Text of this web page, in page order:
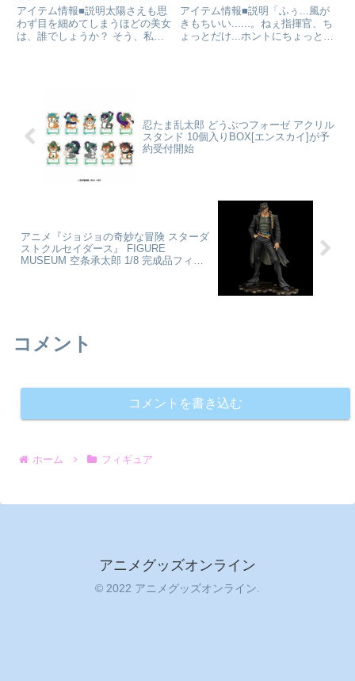
アイテム情報■説明太陽さえも思
わず目を細めてしまうほどの美女
は、誰でしょうか？ そう、私で
ア[WINGS inc.]が予約受付
中
アイテム情報■説明「ふぅ...風が
きもちいい......。ねぇ指揮官、ち
ょっとだけ...ホントにちょっとだ
忍たま乱太郎 どうぶつフォーゼ アクリル
スタンド 10個入りBOX[エンスカイ]が予
約受付開始
アニメ『ジョジョの奇妙な冒険 スターダ
ストクルセイダース』 FIGURE
MUSEUM 空条承太郎 1/8 完成品フィギ
コメント
コメントを書き込む
ホーム フィギュア
アニメグッズオンライン
© 2022 アニメグッズオンライン.